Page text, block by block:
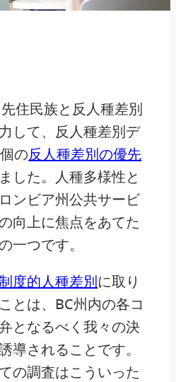
住民族と反人種差別
して、反人種差別デ
の反人種差別の優先
した。人種多様性と
ンビア州公共サービ
向上に焦点をあてた
一つです。
度的人種差別に取り
とは、BC州内の各コ
となるべく我々の決
導されることです。
の調査はこういった